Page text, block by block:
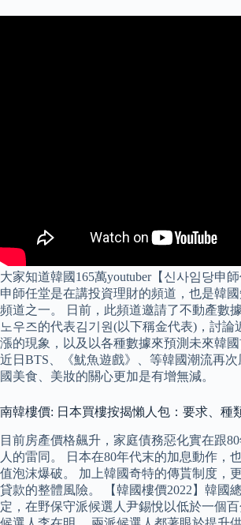
大家知道韓國165萬youtuber【신사임당申
申師任堂是在講投資理財的頻道，也是韓
頻道之一。 日前，此頻道邀請了不動產數
노우즈的代表김기원(以下稱金代表)，討論
漲的現象，以及以各種數據來預測未來韓國
近日BTS、《魷魚遊戲》、等韓國潮流再
國美食、美妝的關心更加是有增無減。
南韓樓價: 日本買樓按揭懶人包：要求、種
目前房產價格飆升，家庭債務惡化實在跟
人的雷同。 日本在80年代末的加息動作，
值泡沫爆破。 加上韓國奇特的傳貰制度，
貸款的整體風險。 【韓國樓價2022】韓國
定，在野保守派候選人尹錫悅以低於一個